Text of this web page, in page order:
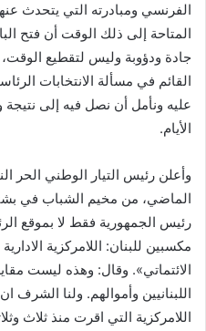
الفرنسي ومبادرته التي يتحدث
المتاحة إلى ذلك الوقت أن فتح
جادة ودؤوبة وليس لتقطيع الوقت،
القائم في مسألة الانتخابات
عليه ونأمل أن نصل فيه إلى
الأيام.
وأعلن رئيس التيار الوطني الحر
الماضي، من مخيم الشباب في
رئيس الجمهورية فقط لا بموقع
مكسبين للبنان: اللامركزية
الائتماتي». وقال: وهذه ليست
اللبنانيين وأموالهم. ولنا الشرف
اللامركزية التي اقرت منذ ثلاث